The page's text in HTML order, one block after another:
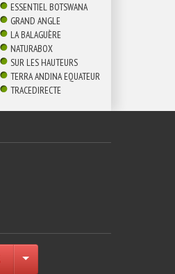
ESSENTIEL BOTSWANA
GRAND ANGLE
LA BALAGUÈRE
NATURABOX
SUR LES HAUTEURS
TERRA ANDINA EQUATEUR
TRACEDIRECTE